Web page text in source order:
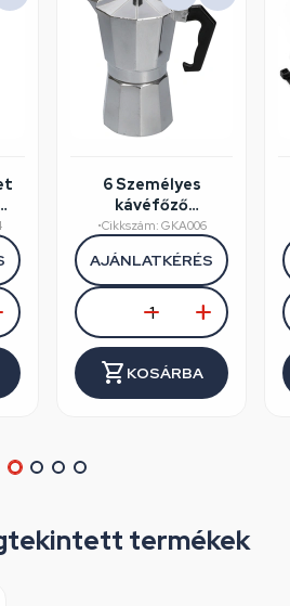
6 Személyes
kávéfőző
alumínium dobozos
•Cikkszám: GKA006
AJÁNLATKÉRÉS
KOSÁRBA
termékek